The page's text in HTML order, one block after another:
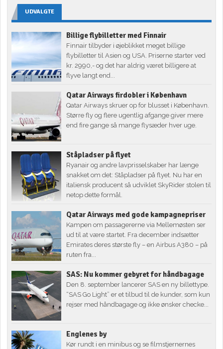
UDVALGTE
Billige flybilletter med Finnair
Finnair tilbyder i øjeblikket meget billige
flybilletter til Asien og USA. Priserne starter ved
kr. 2990,- og det har aldrig været billigere at
flyve langt end...
Qatar Airways firdobler i København
Qatar Airways skruer op for blusset i København.
Større fly og flere ugentlig afgange giver mere
end fire gange så mange flysæder hver uge.
Ståpladser på flyet
Ryanair og andre lavprisselskaber har længe
snakket om det: Ståpladser på flyet. Nu har en
italiensk producent så udviklet SkyRider stolen til
netop dette formål.
Qatar Airways med gode kampagnepriser
Kampen om passagererne via Mellemøsten ser
ud til at være startet. Fra december indsætter
Emirates deres største fly – en Airbus A380 – på
ruten fra...
SAS: Nu kommer gebyret for håndbagage
Den 8. september lancerer SAS en ny billettype.
“SAS Go Light” er et tilbud til de kunder, som kun
rejser med håndbagage og ikke ønsker checke...
Englenes by
Kør rundt i en minibus og se filmstjernernes